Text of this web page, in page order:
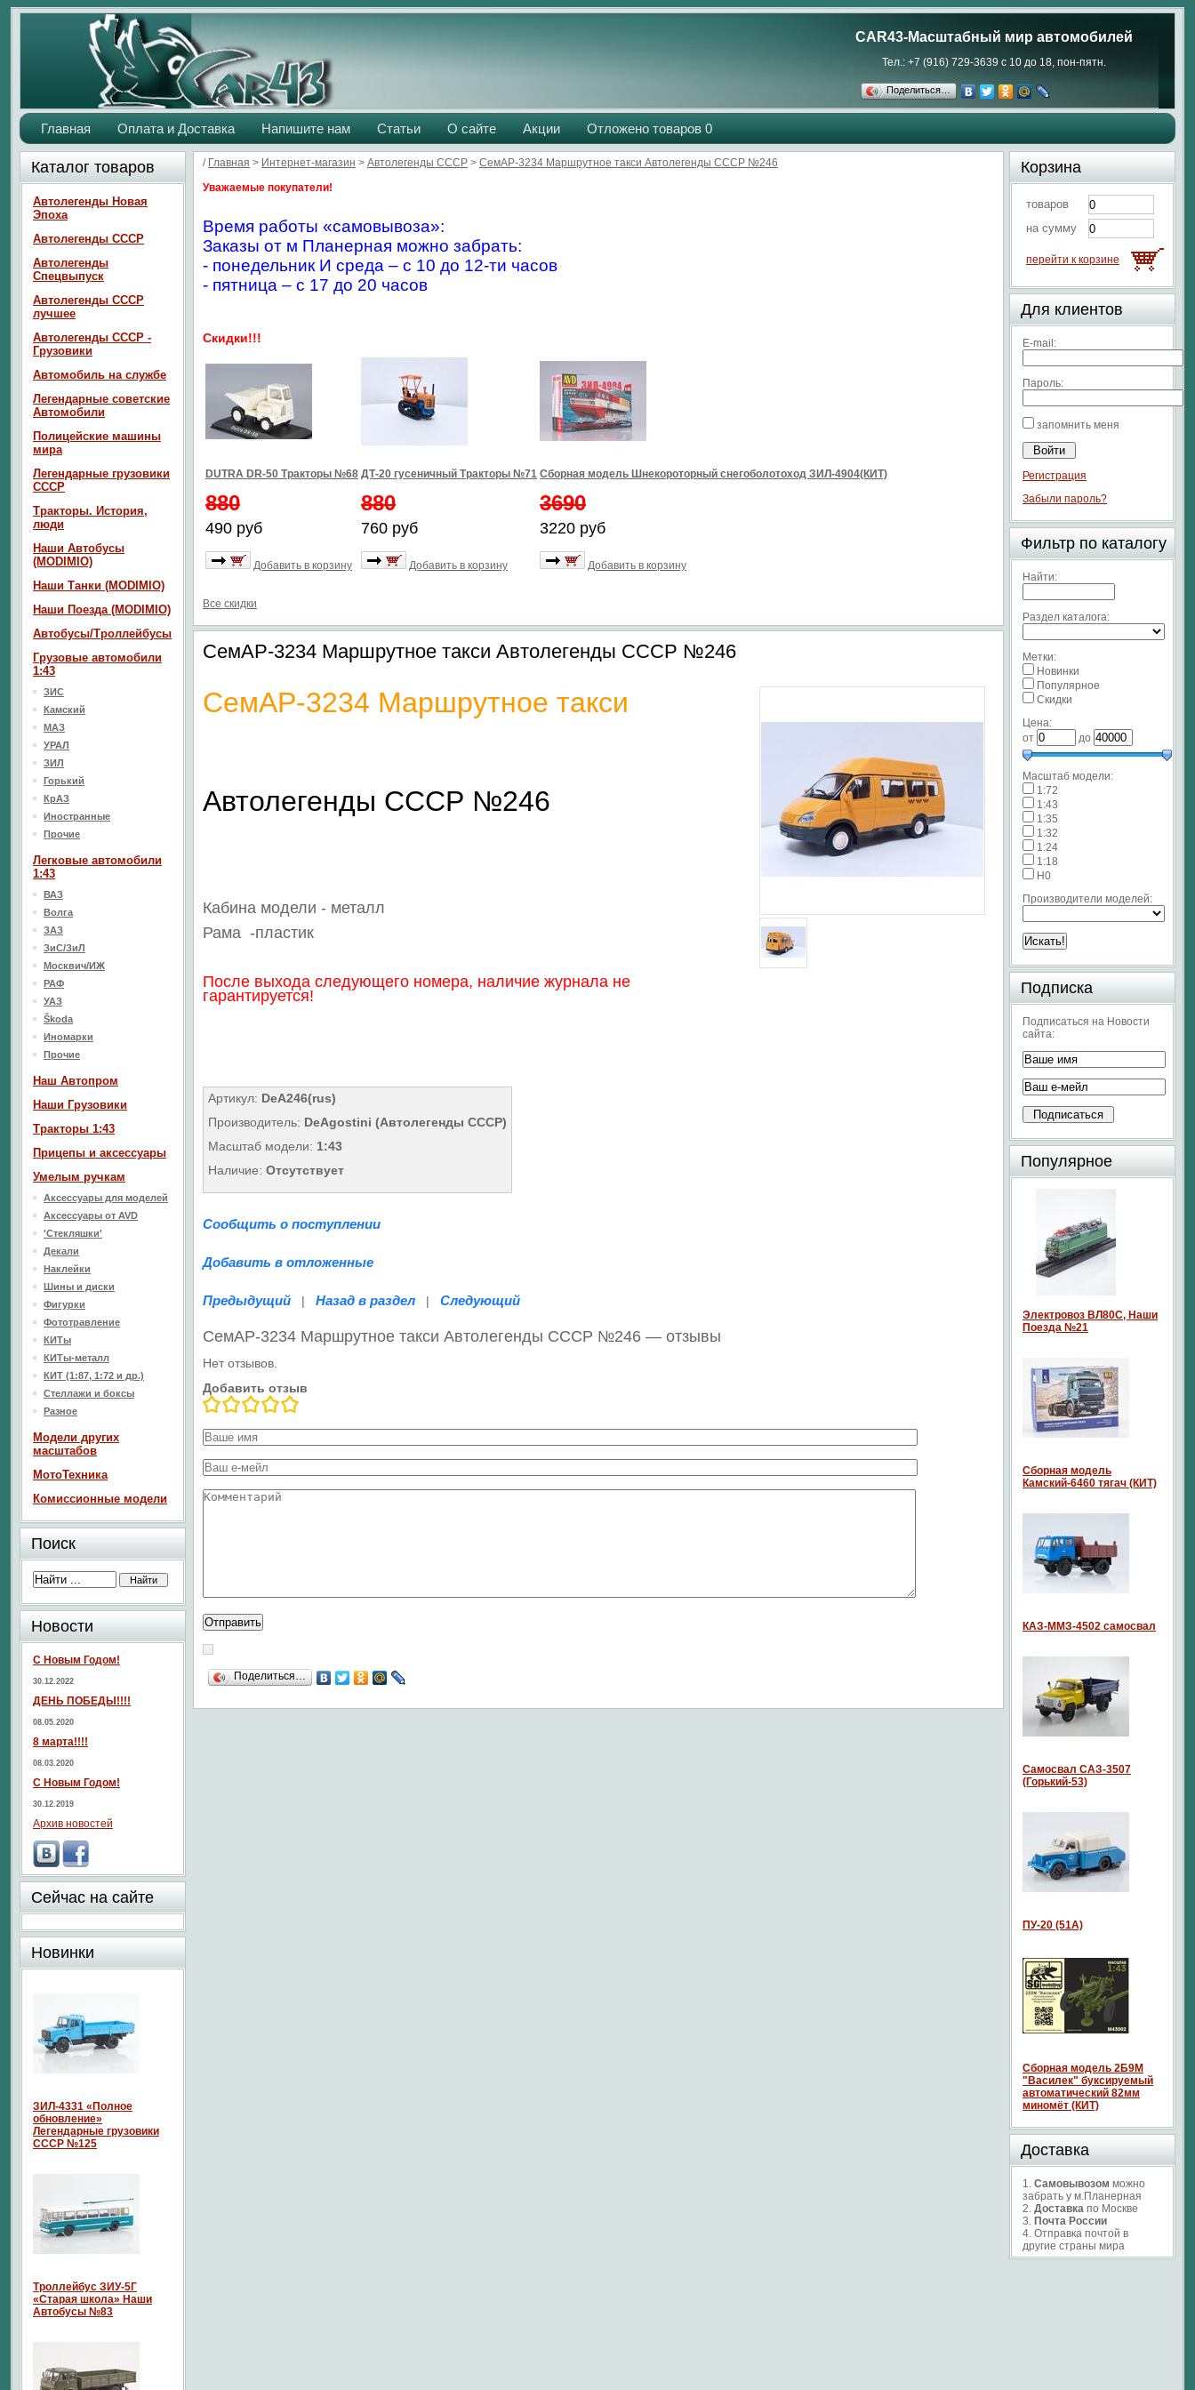
CAR43-Масштабный мир автомобилей
Тел.: +7 (916) 729-3639 с 10 до 18, пон-пятн.
Поделиться…
Главная Оплата и Доставка Напишите нам Статьи О сайте Акции Отложено товаров 0
/ Главная > Интернет-магазин > Автолегенды СССР > СемАР-3234 Маршрутное такси Автолегенды СССР №246
Уважаемые покупатели!
Время работы «самовывоза»:
Заказы от м Планерная можно забрать:
- понедельник И среда – с 10 до 12-ти часов
- пятница – с 17 до 20 часов
Скидки!!!
DUTRA DR-50 Тракторы №68
880
490 руб
Добавить в корзину
ДТ-20 гусеничный Тракторы №71
880
760 руб
Добавить в корзину
Сборная модель Шнекороторный снегоболотоход ЗИЛ-4904(КИТ)
3690
3220 руб
Добавить в корзину
Все скидки
СемАР-3234 Маршрутное такси Автолегенды СССР №246
СемАР-3234 Маршрутное такси
Автолегенды СССР №246
Кабина модели - металл
Рама -пластик
После выхода следующего номера, наличие журнала не
гарантируется!
Артикул: DeA246(rus)
Производитель: DeAgostini (Автолегенды СССР)
Масштаб модели: 1:43
Наличие: Отсутствует
Сообщить о поступлении
Добавить в отложенные
Предыдущий | Назад в раздел | Следующий
СемАР-3234 Маршрутное такси Автолегенды СССР №246 — отзывы
Нет отзывов.
Добавить отзыв
Поделиться…
Каталог товаров
Автолегенды Новая
Эпоха
Автолегенды СССР
Автолегенды
Спецвыпуск
Автолегенды СССР
лучшее
Автолегенды СССР -
Грузовики
Автомобиль на службе
Легендарные советские
Автомобили
Полицейские машины
мира
Легендарные грузовики
СССР
Тракторы. История,
люди
Наши Автобусы
(MODIMIO)
Наши Танки (MODIMIO)
Наши Поезда (MODIMIO)
Автобусы/Троллейбусы
Грузовые автомобили
1:43
ЗИС
Камский
МАЗ
УРАЛ
ЗИЛ
Горький
КрАЗ
Иностранные
Прочие
Легковые автомобили
1:43
ВАЗ
Волга
ЗАЗ
ЗиС/ЗиЛ
Москвич/ИЖ
РАФ
УАЗ
Škoda
Иномарки
Прочие
Наш Aвтопром
Наши Грузовики
Тракторы 1:43
Прицепы и аксессуары
Умелым ручкам
Аксессуары для моделей
Аксессуары от AVD
'Стекляшки'
Декали
Наклейки
Шины и диски
Фигурки
Фототравление
КИТы
КИТы-металл
КИТ (1:87, 1:72 и др.)
Стеллажи и боксы
Разное
Модели других
масштабов
МотоТехника
Комиссионные модели
Поиск
Новости
С Новым Годом!
30.12.2022
ДЕНЬ ПОБЕДЫ!!!!
08.05.2020
8 марта!!!!
08.03.2020
С Новым Годом!
30.12.2019
Архив новостей
Сейчас на сайте
Новинки
ЗИЛ-4331 «Полное
обновление»
Легендарные грузовики
СССР №125
Троллейбус ЗИУ-5Г
«Старая школа» Наши
Автобусы №83
Корзина
товаров
на сумму
перейти к корзине
Для клиентов
E-mail:
Пароль:
запомнить меня
Регистрация
Забыли пароль?
Фильтр по каталогу
Найти:
Раздел каталога:
Метки:
Новинки
Популярное
Скидки
Цена:
от
до
Масштаб модели:
1:72
1:43
1:35
1:32
1:24
1:18
H0
Производители моделей:
Подписка
Подписаться на Новости
сайта:
Популярное
Электровоз ВЛ80С, Наши
Поезда №21
Сборная модель
Камский-6460 тягач (КИТ)
КАЗ-ММЗ-4502 самосвал
Самосвал САЗ-3507
(Горький-53)
ПУ-20 (51А)
Сборная модель 2Б9М
"Василек" буксируемый
автоматический 82мм
миномёт (КИТ)
Доставка
1. Самовывозом можно
забрать у м.Планерная
2. Доставка по Москве
3. Почта России
4. Отправка почтой в
другие страны мира